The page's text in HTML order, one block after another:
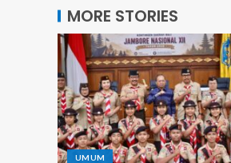
MORE STORIES
UMUM